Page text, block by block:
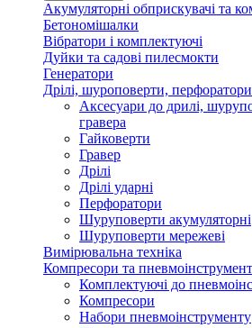
Акумуляторні обприскувачі та
Бетономішалки
Вібратори і комплектуючі
Дуйки та садові пилесмокти
Генератори
Дрілі, шуроповерти, перфоратори
Аксесуари до дрилі,
гравера
Гайковерти
Гравер
Дрілі
Дрілі ударні
Перфоратори
Шуруповерти акумуляторні
Шуруповерти мережеві
Вимірювальна техніка
Компресори та
Комплектуючі до
Компресори
Набори пневмоінструменту